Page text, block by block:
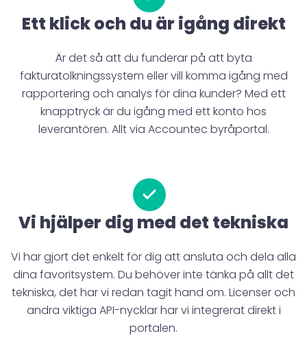
Ett klick och du är igång direkt
Är det så att du funderar på att byta
fakturatolkningssystem eller vill komma igång med
rapportering och analys för dina kunder? Med ett
knapptryck är du igång med ett konto hos
leverantören. Allt via Accountec byråportal.
Vi hjälper dig med det tekniska
Vi har gjort det enkelt för dig att ansluta och dela alla
dina favoritsystem. Du behöver inte tänka på allt det
tekniska, det har vi redan tagit hand om. Licenser och
andra viktiga API-nycklar har vi integrerat direkt i
portalen.